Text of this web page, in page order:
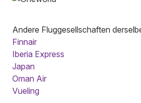
Andere Fluggesellschaften
Finnair
Iberia Express
Japan
Oman Air
Vueling